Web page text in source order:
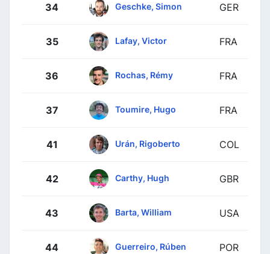
34 Geschke, Simon GER
35 Lafay, Victor FRA
36 Rochas, Rémy FRA
37 Toumire, Hugo FRA
41 Urán, Rigoberto COL
42 Carthy, Hugh GBR
43 Barta, William USA
44 Guerreiro, Rúben POR